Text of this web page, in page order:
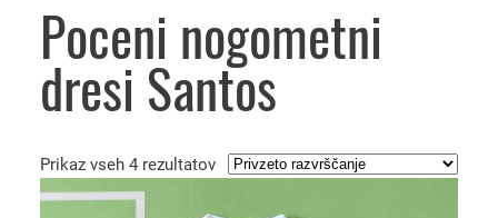
Poceni nogometni
dresi Santos
Prikaz vseh 4 rezultatov